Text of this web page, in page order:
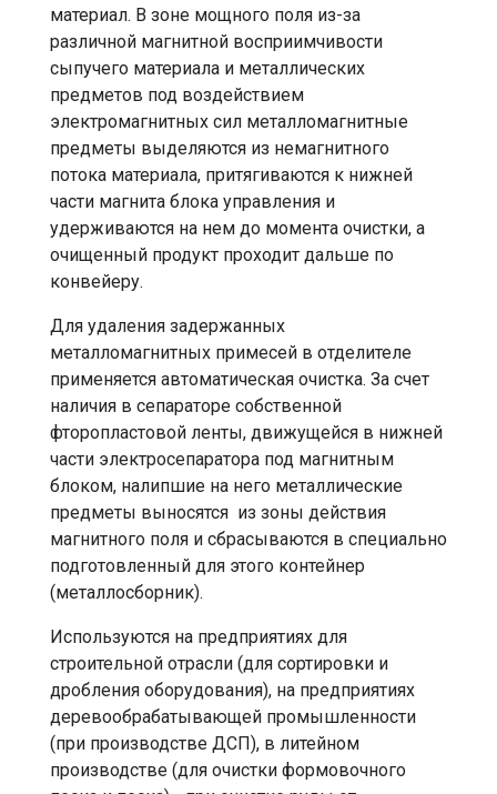
материал. В зоне мощного поля из-за
различной магнитной восприимчивости
сыпучего материала и металлических
предметов под воздействием
электромагнитных сил металломагнитные
предметы выделяются из немагнитного
потока материала, притягиваются к нижней
части магнита блока управления и
удерживаются на нем до момента очистки, а
очищенный продукт проходит дальше по
конвейеру.
Для удаления задержанных
металломагнитных примесей в отделителе
применяется автоматическая очистка. За счет
наличия в сепараторе собственной
фторопластовой ленты, движущейся в нижней
части электросепаратора под магнитным
блоком, налипшие на него металлические
предметы выносятся из зоны действия
магнитного поля и сбрасываются в специально
подготовленный для этого контейнер
(металлосборник).
Используются на предприятиях для
строительной отрасли (для сортировки и
дробления оборудования), на предприятиях
деревообрабатывающей промышленности
(при производстве ДСП), в литейном
производстве (для очистки формовочного